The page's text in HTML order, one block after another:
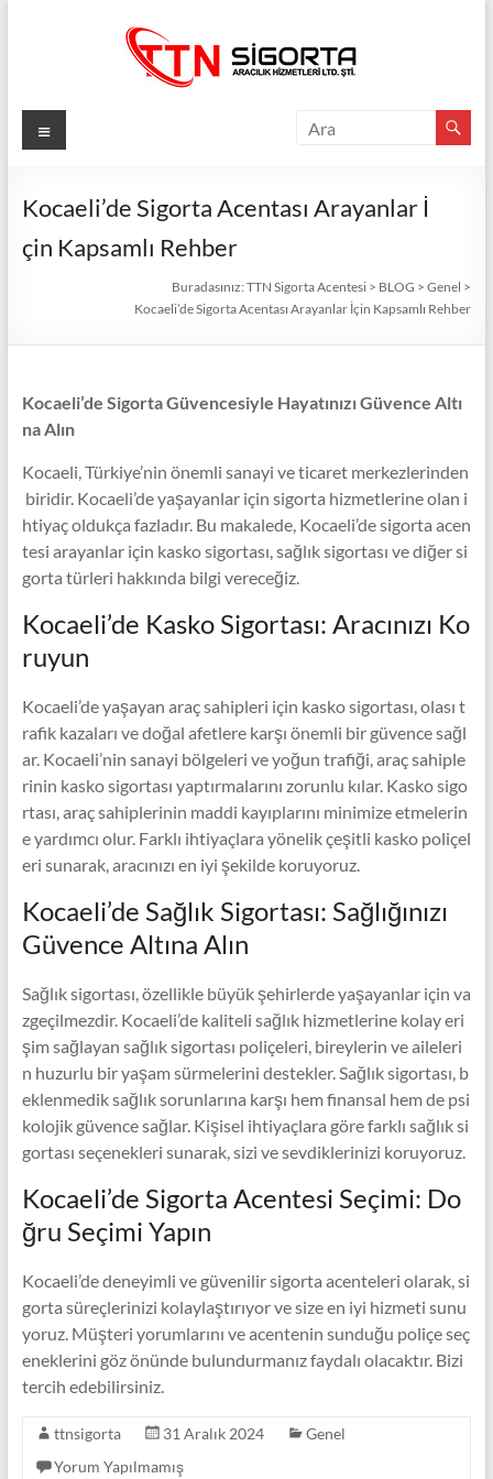
TTN
Acentesi
Güvenli
İyi
Fiyatlar,
Menü
Kocaeli’de Sigorta Acentası Arayanlar İ
çin Kapsamlı Rehber
Buradasınız: TTN Sigorta Acentesi > BLOG >Genel >
Kocaeli’de Sigorta Acentası Arayanlar İçin Kapsamlı Rehber
Kocaeli’de Sigorta Güvencesiyle Hayatınızı Güvence Altı
na Alın
Kocaeli, Türkiye’nin önemli sanayi ve ticaret merkezlerinden
biridir. Kocaeli’de yaşayanlar için sigorta hizmetlerine olan i
htiyaç oldukça fazladır. Bu makalede, Kocaeli’de sigorta acen
tesi arayanlar için kasko sigortası, sağlık sigortası ve diğer si
gorta türleri hakkında bilgi vereceğiz.
Kocaeli’de Kasko Sigortası: Aracınızı Ko
ruyun
Kocaeli’de yaşayan araç sahipleri için kasko sigortası, olası t
rafik kazaları ve doğal afetlere karşı önemli bir güvence sağl
ar. Kocaeli’nin sanayi bölgeleri ve yoğun trafiği, araç sahiple
rinin kasko sigortası yaptırmalarını zorunlu kılar. Kasko sigo
rtası, araç sahiplerinin maddi kayıplarını minimize etmelerin
e yardımcı olur. Farklı ihtiyaçlara yönelik çeşitli kasko poliçel
eri sunarak, aracınızı en iyi şekilde koruyoruz.
Kocaeli’de Sağlık Sigortası: Sağlığınızı
Güvence Altına Alın
Sağlık sigortası, özellikle büyük şehirlerde yaşayanlar için va
zgeçilmezdir. Kocaeli’de kaliteli sağlık hizmetlerine kolay eri
şim sağlayan sağlık sigortası poliçeleri, bireylerin ve aileleri
n huzurlu bir yaşam sürmelerini destekler. Sağlık sigortası, b
eklenmedik sağlık sorunlarına karşı hem finansal hem de psi
kolojik güvence sağlar. Kişisel ihtiyaçlara göre farklı sağlık si
gortası seçenekleri sunarak, sizi ve sevdiklerinizi koruyoruz.
Kocaeli’de Sigorta Acentesi Seçimi: Do
ğru Seçimi Yapın
Kocaeli’de deneyimli ve güvenilir sigorta acenteleri olarak, si
gorta süreçlerinizi kolaylaştırıyor ve size en iyi hizmeti sunu
yoruz. Müşteri yorumlarını ve acentenin sunduğu poliçe seç
eneklerini göz önünde bulundurmanız faydalı olacaktır. Bizi
tercih edebilirsiniz.
ttnsigorta 31 Aralık 2024
Genel
Yorum Yapılmamış